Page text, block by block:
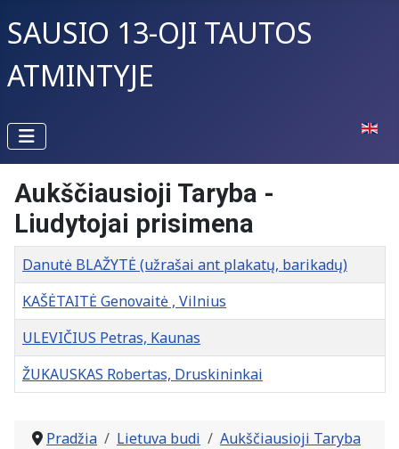
SAUSIO 13-OJI TAUTOS
ATMINTYJE
Aukščiausioji Taryba -
Liudytojai prisimena
Pavadinimas
Danutė BLAŽYTĖ (užrašai ant plakatų, barikadų)
KAŠĖTAITĖ Genovaitė , Vilnius
ULEVIČIUS Petras, Kaunas
ŽUKAUSKAS Robertas, Druskininkai
Pradžia Lietuva budi
Aukščiausioji Taryba